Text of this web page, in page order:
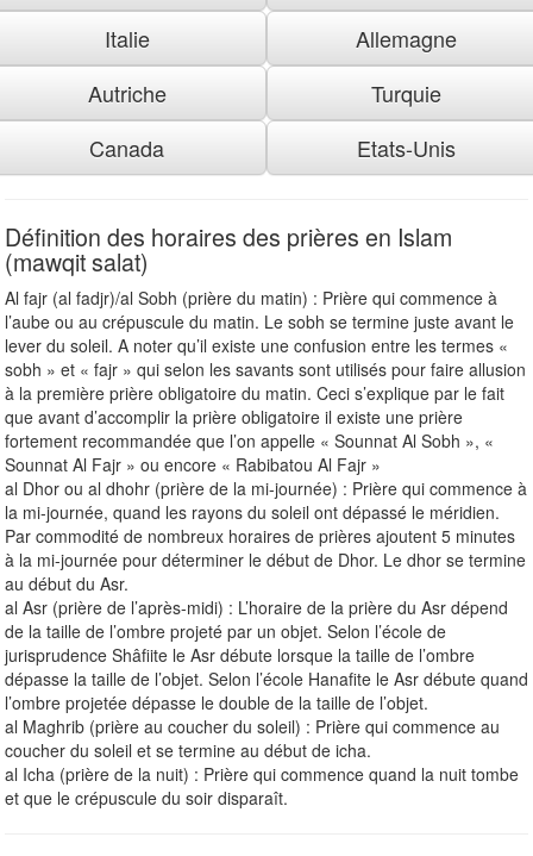
Italie
Allemagne
Autriche
Turquie
Canada
Etats-Unis
Définition des horaires des prières en Islam
(mawqit salat)
Al fajr (al fadjr)/al Sobh (prière du matin) : Prière qui commence à
l’aube ou au crépuscule du matin. Le sobh se termine juste avant le
lever du soleil. A noter qu’il existe une confusion entre les termes «
sobh » et « fajr » qui selon les savants sont utilisés pour faire allusion
à la première prière obligatoire du matin. Ceci s’explique par le fait
que avant d’accomplir la prière obligatoire il existe une prière
fortement recommandée que l’on appelle « Sounnat Al Sobh », «
Sounnat Al Fajr » ou encore « Rabibatou Al Fajr »
al Dhor ou al dhohr (prière de la mi-journée) : Prière qui commence à
la mi-journée, quand les rayons du soleil ont dépassé le méridien.
Par commodité de nombreux horaires de prières ajoutent 5 minutes
à la mi-journée pour déterminer le début de Dhor. Le dhor se termine
au début du Asr.
al Asr (prière de l’après-midi) : L’horaire de la prière du Asr dépend
de la taille de l’ombre projeté par un objet. Selon l’école de
jurisprudence Shâfiite le Asr débute lorsque la taille de l’ombre
dépasse la taille de l’objet. Selon l’école Hanafite le Asr débute quand
l’ombre projetée dépasse le double de la taille de l’objet.
al Maghrib (prière au coucher du soleil) : Prière qui commence au
coucher du soleil et se termine au début de icha.
al Icha (prière de la nuit) : Prière qui commence quand la nuit tombe
et que le crépuscule du soir disparaît.